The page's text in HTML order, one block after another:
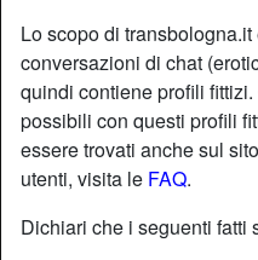
Lo scopo di
conversazioni di chat
quindi contiene profili
possibili con questi profili
essere trovati anche sul
utenti, visita le FAQ.
Dichiari che i seguenti fatti
star Aggiungi
Nickname: